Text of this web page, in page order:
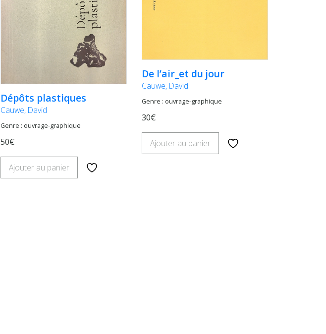
Dépôts plastiques
Cauwe, David
Genre : ouvrage-graphique
50€
Ajouter au panier
De l’air_et du jour
Cauwe, David
Genre : ouvrage-graphique
30€
Ajouter au panier